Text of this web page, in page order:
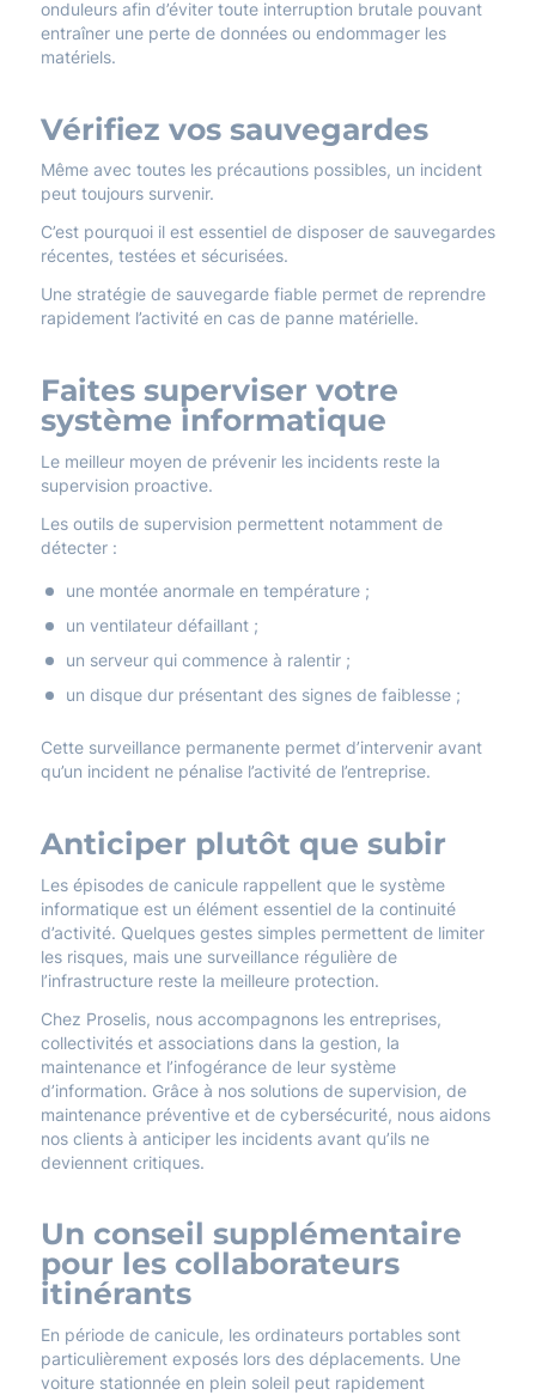
onduleurs afin d’éviter toute interruption brutale pouvant
entraîner une perte de données ou endommager les
matériels.
Vérifiez vos sauvegardes
Même avec toutes les précautions possibles, un incident
peut toujours survenir.
C’est pourquoi il est essentiel de disposer de sauvegardes
récentes, testées et sécurisées.
Une stratégie de sauvegarde fiable permet de reprendre
rapidement l’activité en cas de panne matérielle.
Faites superviser votre
système informatique
Le meilleur moyen de prévenir les incidents reste la
supervision proactive.
Les outils de supervision permettent notamment de
détecter :
une montée anormale en température ;
un ventilateur défaillant ;
un serveur qui commence à ralentir ;
un disque dur présentant des signes de faiblesse ;
Cette surveillance permanente permet d’intervenir avant
qu’un incident ne pénalise l’activité de l’entreprise.
Anticiper plutôt que subir
Les épisodes de canicule rappellent que le système
informatique est un élément essentiel de la continuité
d’activité. Quelques gestes simples permettent de limiter
les risques, mais une surveillance régulière de
l’infrastructure reste la meilleure protection.
Chez Proselis, nous accompagnons les entreprises,
collectivités et associations dans la gestion, la
maintenance et l’infogérance de leur système
d’information. Grâce à nos solutions de supervision, de
maintenance préventive et de cybersécurité, nous aidons
nos clients à anticiper les incidents avant qu’ils ne
deviennent critiques.
Un conseil supplémentaire
pour les collaborateurs
itinérants
En période de canicule, les ordinateurs portables sont
particulièrement exposés lors des déplacements. Une
voiture stationnée en plein soleil peut rapidement